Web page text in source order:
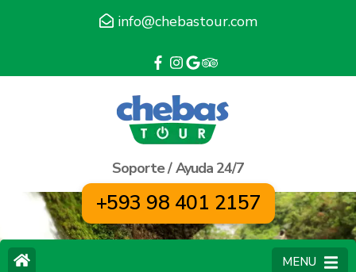
info@chebastour.com
Soporte / Ayuda 24/7
+593 98 401 2157
MENU